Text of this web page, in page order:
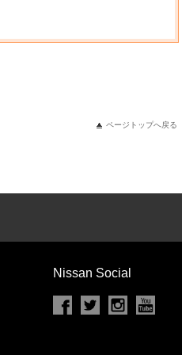
ページトップへ戻る
Nissan Social